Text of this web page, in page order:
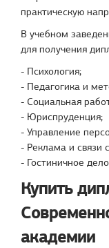
практическую
В учебном
для получения
- Психология;
- Педагогика и
- Социальная
- Юриспруденция;
- Управление
- Реклама и связи
- Гостиничное
Купить
академии